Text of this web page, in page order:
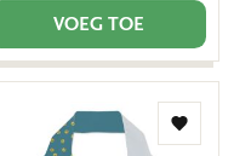
VOEG TOE